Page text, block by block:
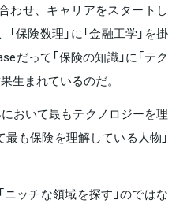
わせ、キャリアをスタートし
保険数理」に「金融工学」を掛
だって「保険の知識」に「テク
生まれているのだ。
おいて最もテクノロジーを理
も保険を理解している人物」
ッチな領域を探す」のではな